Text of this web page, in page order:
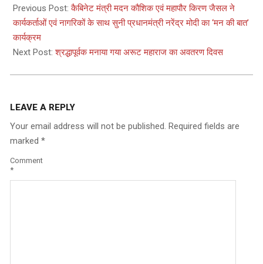
05-
31
Previous Post:कैबिनेट मंत्री मदन कौशिक एवं महापौर किरण जैसल ने
कार्यकर्ताओं एवं नागरिकों के साथ सुनी प्रधानमंत्री नरेंद्र मोदी का ‘मन की बात’
कार्यक्रम
Next Post:श्रद्धापूर्वक मनाया गया अरूट महाराज का अवतरण दिवस
LEAVE A REPLY
Your email address will not be published. Required fields are
marked *
Comment
*